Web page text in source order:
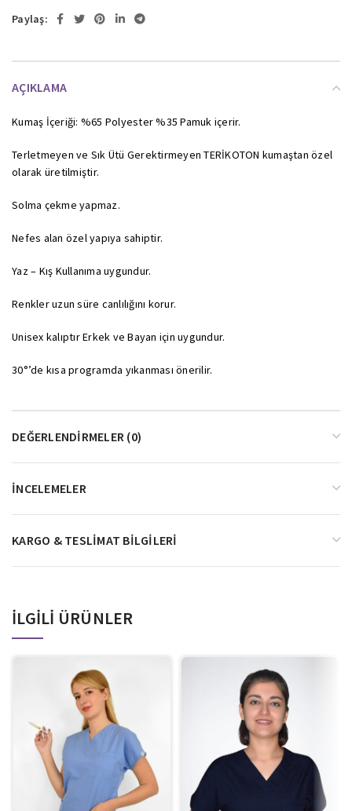
Paylaş:
AÇIKLAMA
Kumaş İçeriği: %65 Polyester %35 Pamuk içerir.
Terletmeyen ve Sık Ütü Gerektirmeyen TERİKOTON kumaştan özel
olarak üretilmiştir.
Solma çekme yapmaz.
Nefes alan özel yapıya sahiptir.
Yaz – Kış Kullanıma uygundur.
Renkler uzun süre canlılığını korur.
Unisex kalıptır Erkek ve Bayan için uygundur.
30°’de kısa programda yıkanması önerilir.
DEĞERLENDIRMELER (0)
İNCELEMELER
KARGO & TESLIMAT BILGILERI
İLGILI ÜRÜNLER